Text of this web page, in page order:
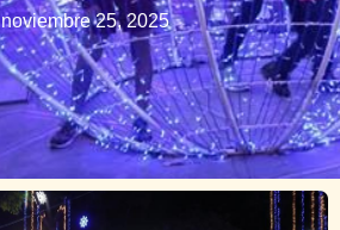
noviembre 25, 2025